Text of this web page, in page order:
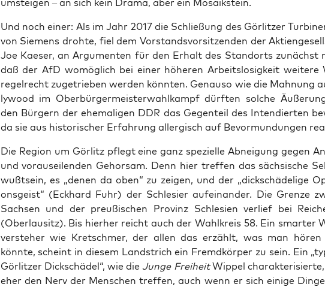
umstei­gen – an sich kein Dra­ma, aber ein Mosaikstein.
Und noch einer: Als im Jahr 2017 die Schlie­ßung des Gör­lit­zer
von Sie­mens droh­te, fiel dem Vor­stands­vor­sit­zen­den der
Joe Kae­ser, an Argu­men­ten für den Erhalt des Stand­orts zunächst
daß der AfD womög­lich bei einer höhe­ren Arbeits­lo­sig­keit wei­te­re
regel­recht zuge­trie­ben wer­den könn­ten. Genau­so wie die Mah­nung
ly­wood im Ober­bür­ger­meis­ter­wahl­kampf dürf­ten sol­che
den Bür­gern der ehe­ma­li­gen DDR das Gegen­teil des Inten­dier­ten
da sie aus his­to­ri­scher Erfah­rung all­er­gisch auf Bevor­mun­dun­gen
Die Regi­on um Gör­litz pflegt eine ganz spe­zi­el­le Abnei­gung gegen
und vor­aus­ei­len­den Gehor­sam. Denn hier tref­fen das säch­si­sche
wußt­sein, es „denen da oben“ zu zei­gen, und der „dick­schä­del­i­ge
ons­geist“ (Eck­hard Fuhr) der Schle­si­er auf­ein­an­der. Die Gren­ze
Sach­sen und der preu­ßi­schen Pro­vinz Schle­si­en ver­lief bei
(Ober­lau­sitz). Bis hier­her reicht auch der Wahl­kreis 58. Ein smar­ter
ver­ste­her wie Kret­schmer, der allen das erzählt, was man hören
könn­te, scheint in die­sem Land­strich ein Fremd­kör­per zu sein. Ein
Gör­lit­zer Dick­schä­del“, wie dieJun­ge Frei­heitWip­pel
eher den Nerv der Men­schen tref­fen, auch wenn er sich eini­ge